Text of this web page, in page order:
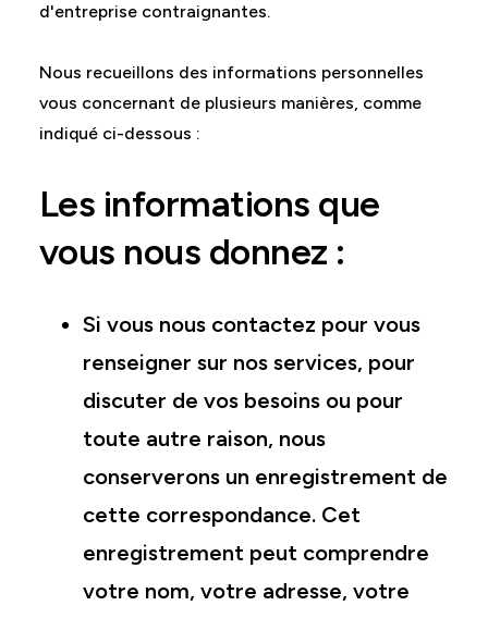
d'entreprise contraignantes.
Nous recueillons des informations personnelles
vous concernant de plusieurs manières, comme
indiqué ci-dessous :
Les informations que
vous nous donnez :
Si vous nous contactez pour vous
renseigner sur nos services, pour
discuter de vos besoins ou pour
toute autre raison, nous
conserverons un enregistrement de
cette correspondance. Cet
enregistrement peut comprendre
votre nom, votre adresse, votre